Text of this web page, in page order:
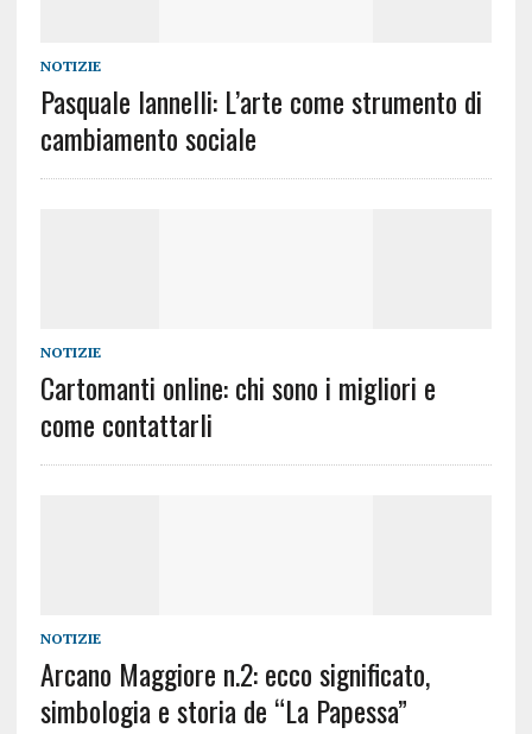
NOTIZIE
Pasquale Iannelli: L’arte come strumento di
cambiamento sociale
NOTIZIE
Cartomanti online: chi sono i migliori e
come contattarli
NOTIZIE
Arcano Maggiore n.2: ecco significato,
simbologia e storia de “La Papessa”